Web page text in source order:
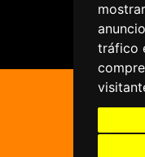
tráfico